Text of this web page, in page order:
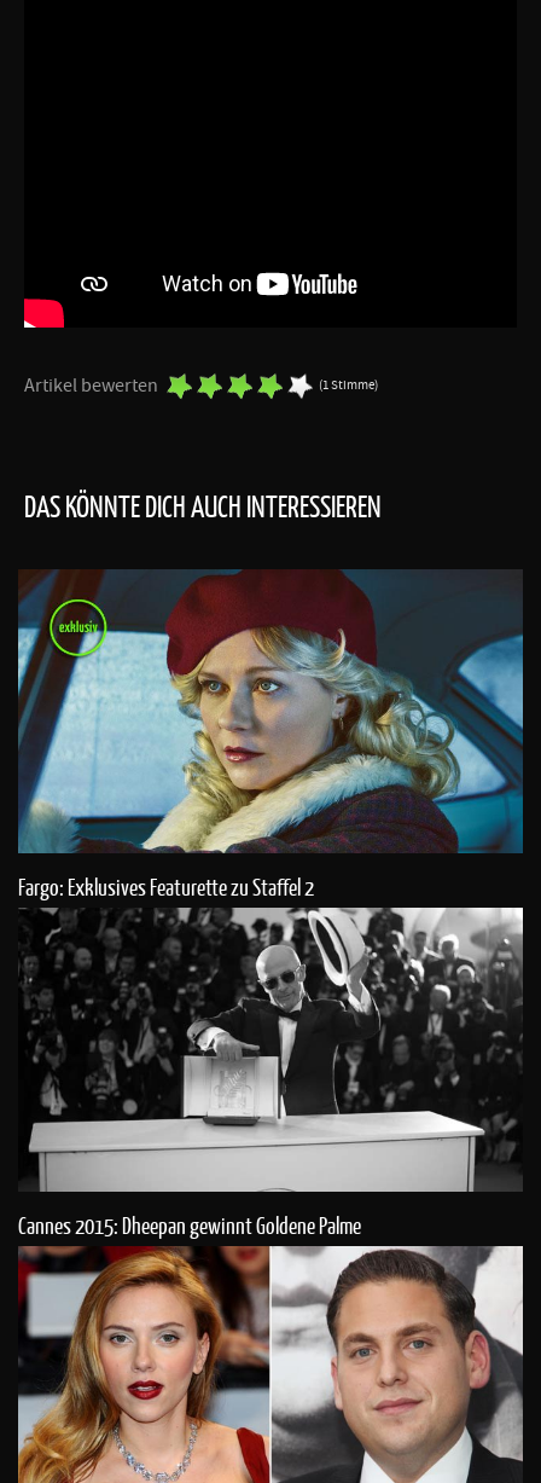
Artikel bewerten (1 Stimme)
DAS KÖNNTE DICH AUCH INTERESSIEREN
Fargo: Exklusives Featurette zu Staffel 2
Cannes 2015: Dheepan gewinnt Goldene Palme